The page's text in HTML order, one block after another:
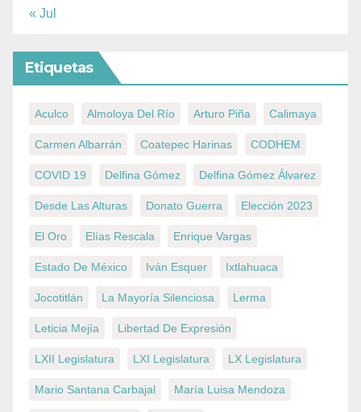
« Jul
Etiquetas
Aculco Almoloya Del Río Arturo Piña Calimaya
Carmen Albarrán Coatepec Harinas CODHEM
COVID 19 Delfina Gómez Delfina Gómez Álvarez
Desde Las Alturas Donato Guerra Elección 2023
El Oro Elías Rescala Enrique Vargas
Estado De México Iván Esquer Ixtlahuaca
Jocotitlán La Mayoría Silenciosa Lerma
Leticia Mejía Libertad De Expresión
LXII Legislatura LXI Legislatura LX Legislatura
Mario Santana Carbajal María Luisa Mendoza